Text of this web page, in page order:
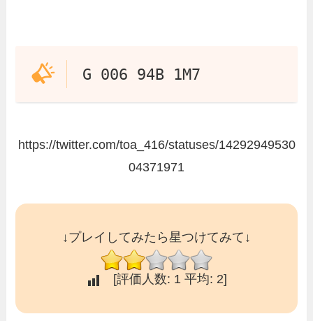
G 006 94B 1M7
https://twitter.com/toa_416/statuses/14292949530
04371971
↓プレイしてみたら星つけてみて↓
[評価人数: 1 平均: 2]